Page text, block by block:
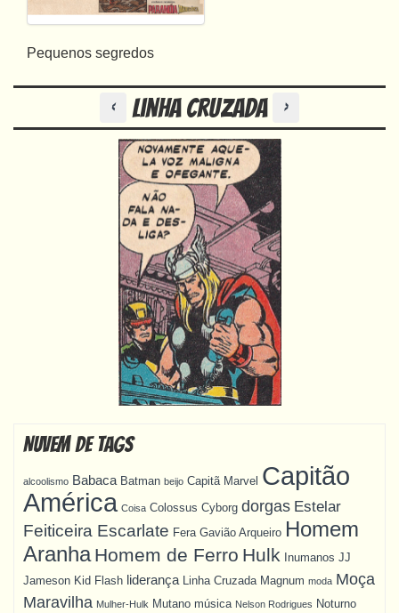
Pequenos segredos
Anterior
< Linha Cruzada Próximo
>
Nuvem de Tags
alcoolismo Babaca Batman beijo Capitã Marvel Capitão
América Coisa Colossus Cyborg dorgas Estelar
Feiticeira Escarlate Fera Gavião Arqueiro Homem
Aranha Homem de Ferro Hulk Inumanos JJ
Jameson Kid Flash liderança Linha Cruzada Magnum moda Moça
Maravilha Mulher-Hulk Mutano música Nelson Rodrigues Noturno